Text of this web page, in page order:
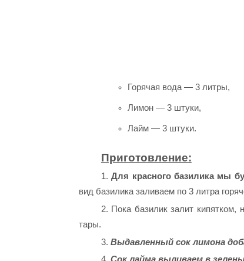
Горячая вода — 3 литры,
Лимон — 3 штуки,
Лайм — 3 штуки.
Приготовление:
1.Для красного базилика мы
вид базилика заливаем по 3 литра
2. Пока базилик залит
тары.
3. Выдавленный сок лимона